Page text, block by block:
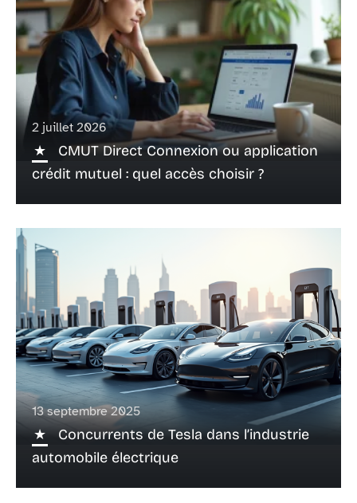
2 juillet 2026
CMUT Direct Connexion ou application
crédit mutuel : quel accès choisir ?
13 septembre 2025
Concurrents de Tesla dans l’industrie
automobile électrique